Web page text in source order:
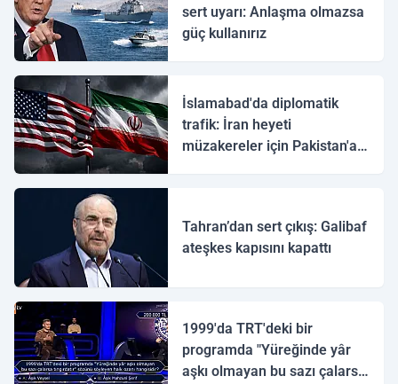
sert uyarı: Anlaşma olmazsa
güç kullanırız
İslamabad'da diplomatik
trafik: İran heyeti
müzakereler için Pakistan'a
Tahran’dan sert çıkış: Galibaf
ateşkes kapısını kapattı
1999'da TRT'deki bir
programda "Yüreğinde yâr
aşkı olmayan bu sazı çalarsa